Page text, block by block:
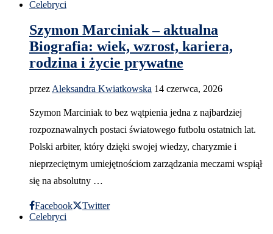
Celebryci
Szymon Marciniak – aktualna
Biografia: wiek, wzrost, kariera,
rodzina i życie prywatne
przez Aleksandra Kwiatkowska 14 czerwca, 2026
Szymon Marciniak to bez wątpienia jedna z najbardziej
rozpoznawalnych postaci światowego futbolu ostatnich lat.
Polski arbiter, który dzięki swojej wiedzy, charyzmie i
nieprzeciętnym umiejętnościom zarządzania meczami wspiął
się na absolutny …
Facebook
Twitter
Celebryci